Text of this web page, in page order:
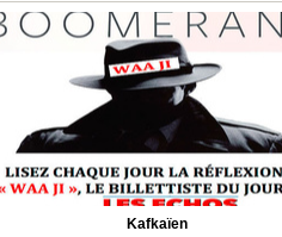
Kafkaïen